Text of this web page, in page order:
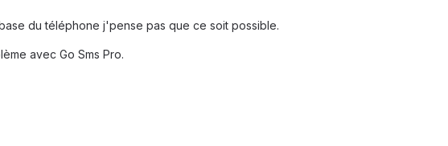
du téléphone j'pense pas que ce soit possible.
avec Go Sms Pro.